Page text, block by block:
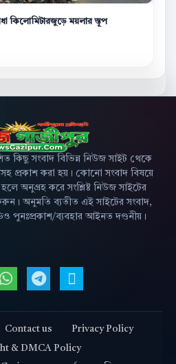
কিলোমিটারজুড়ে ময়লার স্তূপ
কিছু সংবাদ বিভিন্ন নিউজ সাইট থেকে
প্রকাশ করা হয়। কোনো সংবাদ বিষয়ে
অনুগ্রহ করে সংশ্লিষ্ট নিউজ সাইটের
অনুমতি ব্যতীত এই সাইটের সংবাদ,
পুনঃপ্রকাশ/ব্যবহার আইনত দণ্ডনীয়।
এ শেয়ার করুন
WhatsApp এ শেয়ার করুন
Telegram এ শেয়ার
Contact us
Privacy Policy
& DMCA Policy